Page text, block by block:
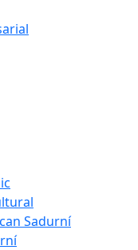
Sadurní